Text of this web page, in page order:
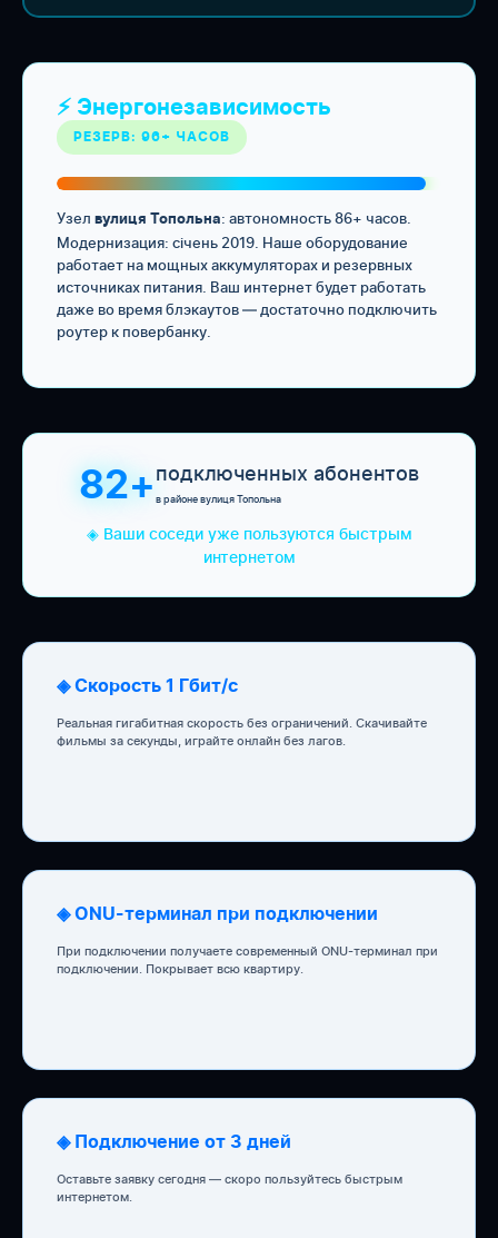
⚡ Энергонезависимость
РЕЗЕРВ: 96+ ЧАСОВ
Узел вулиця Топольна: автономность 86+ часов.
Модернизация: січень 2019. Наше оборудование
работает на мощных аккумуляторах и резервных
источниках питания. Ваш интернет будет работать
даже во время блэкаутов — достаточно подключить
роутер к повербанку.
82+подключенных абонентов
в районе вулиця Топольна
◈ Ваши соседи уже пользуются быстрым
интернетом
◈ Скорость 1 Гбит/с
Реальная гигабитная скорость без ограничений. Скачивайте
фильмы за секунды, играйте онлайн без лагов.
◈ ONU-терминал при подключении
При подключении получаете современный ONU-терминал при
подключении. Покрывает всю квартиру.
◈ Подключение от 3 дней
Оставьте заявку сегодня — скоро пользуйтесь быстрым
интернетом.